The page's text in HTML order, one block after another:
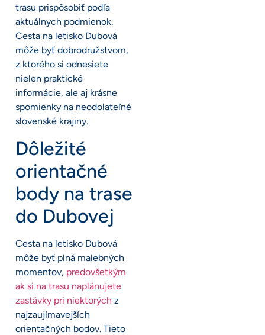
trasu prispôsobiť podľa
aktuálnych podmienok.
Cesta na letisko Dubová
môže byť dobrodružstvom,
z ktorého si odnesiete
nielen praktické
informácie, ale aj krásne
spomienky na neodolateľné
slovenské krajiny.
Dôležité
orientačné
body na trase
do Dubovej
Cesta na letisko Dubová
môže byť plná malebných
momentov, predovšetkým
ak si na trasu naplánujete
zastávky pri niektorých z
najzaujímavejších
orientačných bodov. Tieto